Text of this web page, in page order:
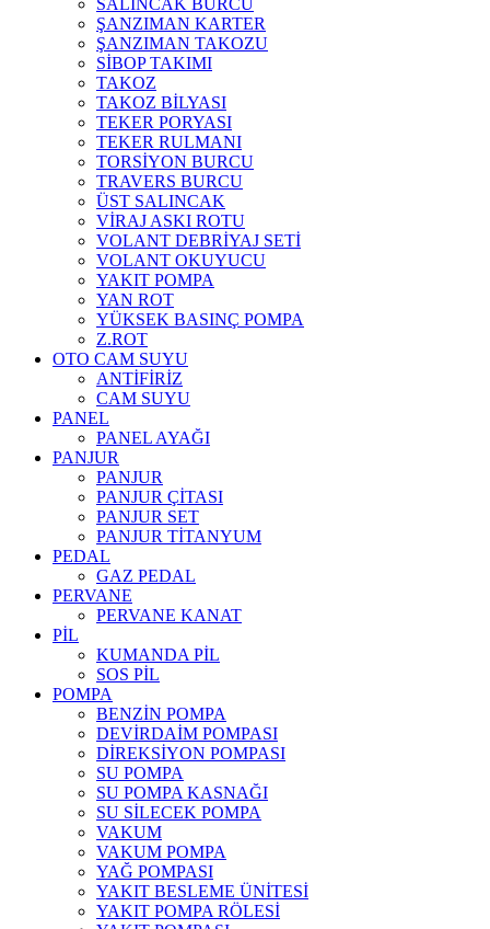
SALINCAK BURCU
ŞANZIMAN KARTER
ŞANZIMAN TAKOZU
SİBOP TAKIMI
TAKOZ
TAKOZ BİLYASI
TEKER PORYASI
TEKER RULMANI
TORSİYON BURCU
TRAVERS BURCU
ÜST SALINCAK
VİRAJ ASKI ROTU
VOLANT DEBRİYAJ SETİ
VOLANT OKUYUCU
YAKIT POMPA
YAN ROT
YÜKSEK BASINÇ POMPA
Z.ROT
OTO CAM SUYU
ANTİFİRİZ
CAM SUYU
PANEL
PANEL AYAĞI
PANJUR
PANJUR
PANJUR ÇİTASI
PANJUR SET
PANJUR TİTANYUM
PEDAL
GAZ PEDAL
PERVANE
PERVANE KANAT
PİL
KUMANDA PİL
SOS PİL
POMPA
BENZİN POMPA
DEVİRDAİM POMPASI
DİREKSİYON POMPASI
SU POMPA
SU POMPA KASNAĞI
SU SİLECEK POMPA
VAKUM
VAKUM POMPA
YAĞ POMPASI
YAKIT BESLEME ÜNİTESİ
YAKIT POMPA RÖLESİ